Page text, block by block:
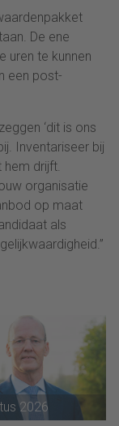
De ene
uren te kunnen
een post-
‘dit is ons
Inventariseer bij
drijft.
organisatie
op maat
als
2026